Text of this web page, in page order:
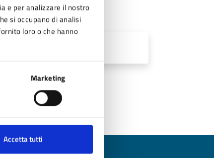
e per analizzare il nostro
si occupano di analisi
loro o che hanno
Marketing
Accetta tutti